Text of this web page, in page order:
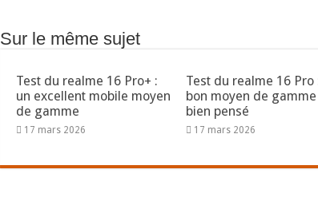
Sur le même sujet
Test du realme 16 Pro+ :
un excellent mobile moyen
de gamme
17 mars 2026
Test du realme 16 Pro
bon moyen de gamme
bien pensé
17 mars 2026